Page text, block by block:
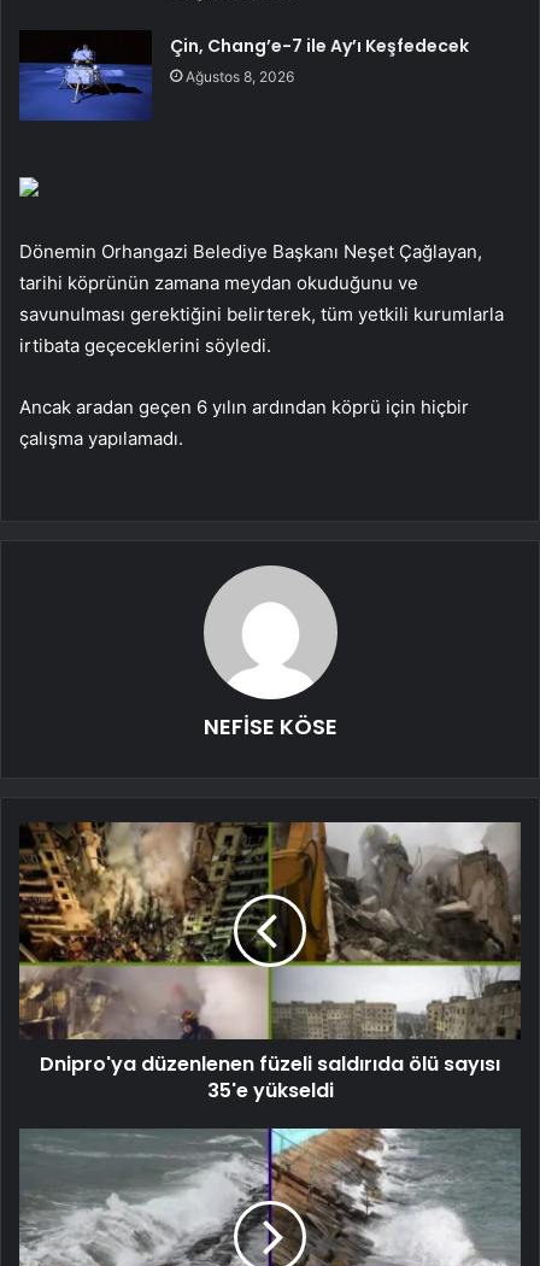
Çin, Chang’e-7 ile Ay’ı Keşfedecek
Ağustos 8, 2026
Dönemin Orhangazi Belediye Başkanı Neşet Çağlayan,
tarihi köprünün zamana meydan okuduğunu ve
savunulması gerektiğini belirterek, tüm yetkili kurumlarla
irtibata geçeceklerini söyledi.
Ancak aradan geçen 6 yılın ardından köprü için hiçbir
çalışma yapılamadı.
NEFİSE KÖSE
Dnipro'ya düzenlenen füzeli saldırıda ölü sayısı
35'e yükseldi